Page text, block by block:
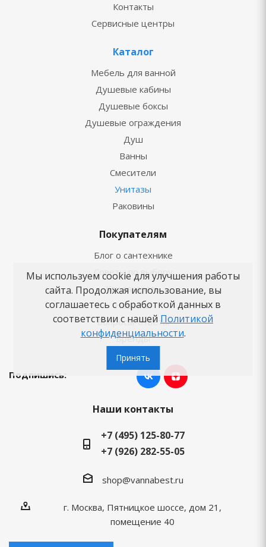
Контакты
Сервисные центры
Каталог
Мебель для ванной
Душевые кабины
Душевые боксы
Душевые ограждения
Душ
Ванны
Смесители
Унитазы
Раковины
Покупателям
Блог о сантехнике
Советы по выбору
Как заказать
Новости
Вопросы-ответы
Бренды
Подпишись:
Наши контакты
+7 (495) 125-80-77
+7 (926) 282-55-05
shop@vannabest.ru
г. Москва, Пятницкое шоссе, дом 21,
помещение 40
Мы используем cookie для улучшения работы
сайта. Продолжая использование, вы
соглашаетесь с обработкой данных в
соответствии с нашей Политикой
конфиденциальности.
Принять